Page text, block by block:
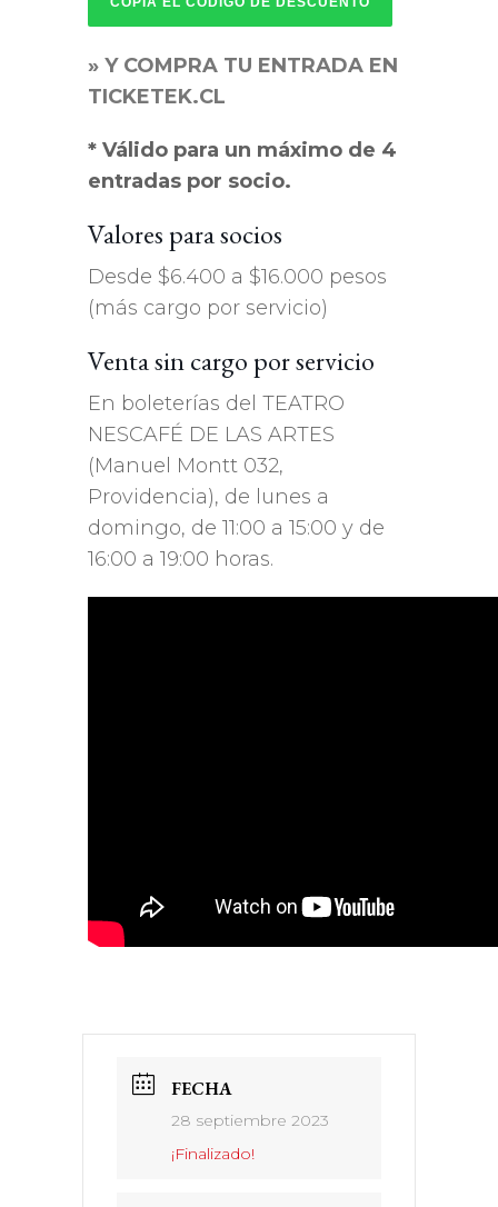
» Y COMPRA TU ENTRADA EN
TICKETEK.CL
* Válido para un máximo de 4
entradas por socio.
Valores para socios
Desde $6.400 a $16.000 pesos
(más cargo por servicio)
Venta sin cargo por servicio
En boleterías del TEATRO
NESCAFÉ DE LAS ARTES
(Manuel Montt 032,
Providencia), de lunes a
domingo, de 11:00 a 15:00 y de
16:00 a 19:00 horas.
FECHA
28 septiembre 2023
¡Finalizado!